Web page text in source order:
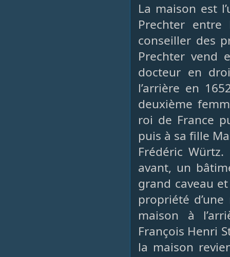
La maison est
Prechter
conseiller des
Prechter vend
docteur en
l’arrière en
deuxième
roi de France
puis à sa fille
Frédéric
avant, un
grand caveau
propriété
maison à
François Henri
la maison